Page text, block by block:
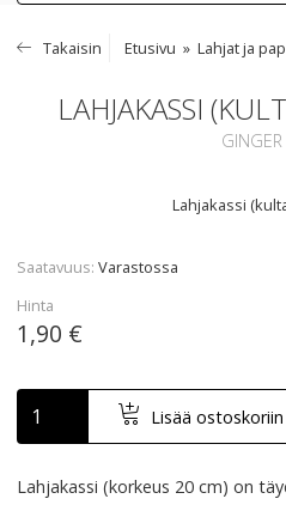
Takaisin Etusivu Lahjat ja
LAHJAKASSI
GINGER
Lahjakassi
Saatavuus Varastossa
Hinta
1,90 €
Lisää ostoskoriin
Lahjakassi (korkeus 20 cm) on